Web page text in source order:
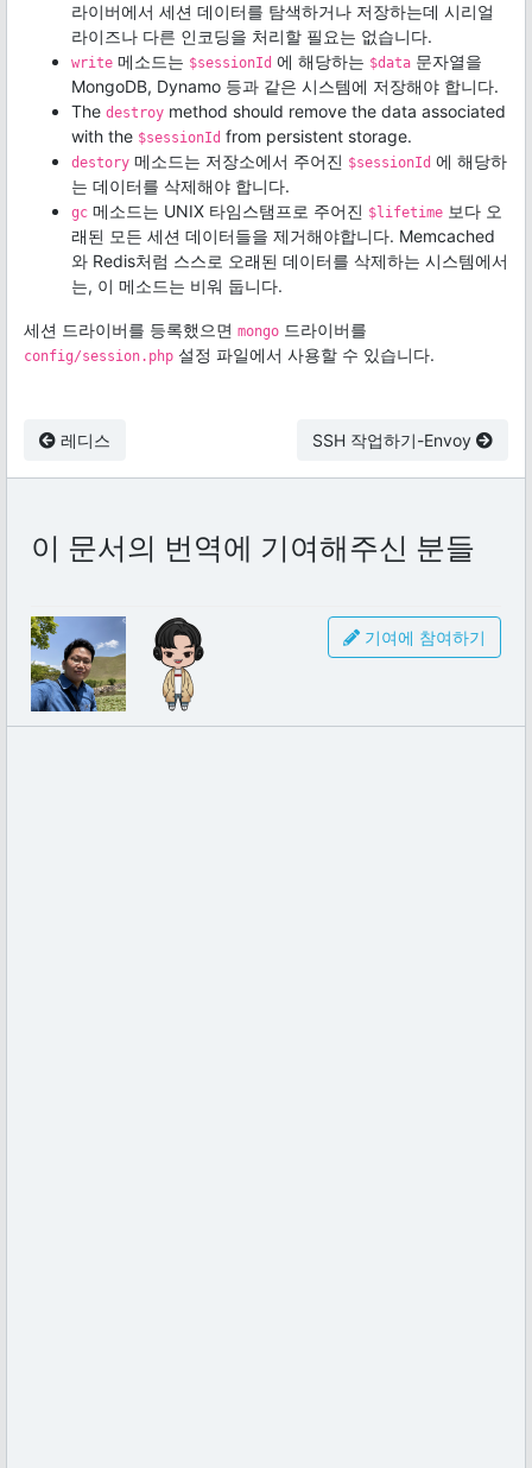
라이버에서 세션 데이터를 탐색하거나 저장하는데 시리얼
라이즈나 다른 인코딩을 처리할 필요는 없습니다.
write 메소드는 $sessionId 에 해당하는 $data 문자열을
MongoDB, Dynamo 등과 같은 시스템에 저장해야 합니다.
The destroy method should remove the data associated
with the $sessionId from persistent storage.
destory 메소드는 저장소에서 주어진 $sessionId 에 해당하
는 데이터를 삭제해야 합니다.
gc 메소드는 UNIX 타임스탬프로 주어진 $lifetime 보다 오
래된 모든 세션 데이터들을 제거해야합니다. Memcached
와 Redis처럼 스스로 오래된 데이터를 삭제하는 시스템에서
는, 이 메소드는 비워 둡니다.
세션 드라이버를 등록했으면 mongo 드라이버를
config/session.php 설정 파일에서 사용할 수 있습니다.
레디스 SSH 작업하기-Envoy
이 문서의 번역에 기여해주신 분들
기여에 참여하기